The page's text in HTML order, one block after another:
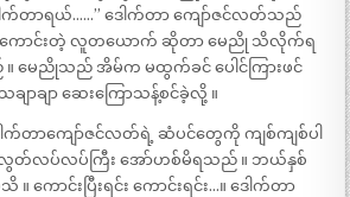
က်တာရယ်……” ဒေါက်တာ ကျော်ဇင်လတ်သည်
ကောင်းတဲ့ လူတယောက် ဆိုတာ မေညို သိလိုက်ရ
မေညိုသည် အိမ်က မထွက်ခင် ပေါင်ကြားဖင်
ျာချာ ဆေးကြောသန့်စင်ခဲ့လို့ ။
က်တာကျော်ဇင်လတ်ရဲ့ ဆံပင်တွေကို ကျစ်ကျစ်ပါ
တ်လပ်လပ်ကြီး အော်ဟစ်မိရသည် ။ ဘယ်နှစ်
။ ကောင်းပြီးရင်း ကောင်းရင်း…။ ဒေါက်တာ